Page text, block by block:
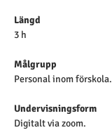
Längd
3 h
Målgrupp
Personal inom förskola.
Undervisningsform
Digitalt via zoom.